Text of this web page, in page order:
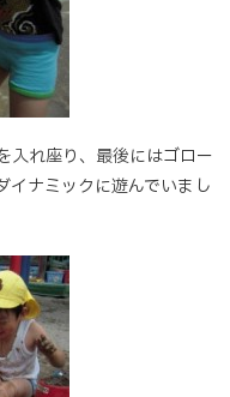
入れ座り、最後にはゴロー
イナミックに遊んでいまし